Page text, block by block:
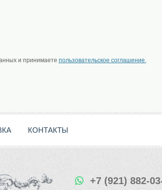
и принимаете пользовательское соглашение.
КОНТАКТЫ
+7 (921) 882-